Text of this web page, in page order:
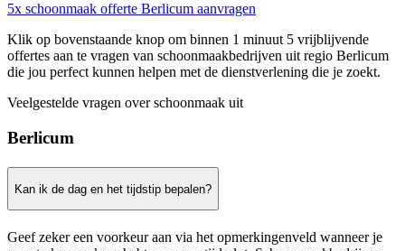
5x schoonmaak offerte Berlicum aanvragen
Klik op bovenstaande knop om binnen 1 minuut 5 vrijblijvende
offertes aan te vragen van schoonmaakbedrijven uit regio Berlicum
die jou perfect kunnen helpen met de dienstverlening die je zoekt.
Veelgestelde vragen over schoonmaak uit
Berlicum
Kan ik de dag en het tijdstip bepalen?
Geef zeker een voorkeur aan via het opmerkingenveld wanneer je